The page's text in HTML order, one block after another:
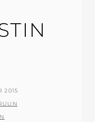
2015